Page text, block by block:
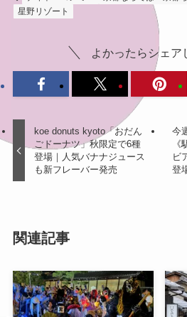
星野リゾート
よかったらシェア
koe donuts kyoto「おだん
ごドーナツ」秋限定で6種
登場｜人気バナナジュース
も新フレーバー発売
今
ビ
登
関連記事